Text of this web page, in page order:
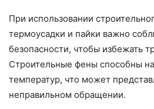
При использовании
термоусадки и пайки важно
безопасности, чтобы избежать
Строительные фены способны
температур, что может
неправильном обращении.